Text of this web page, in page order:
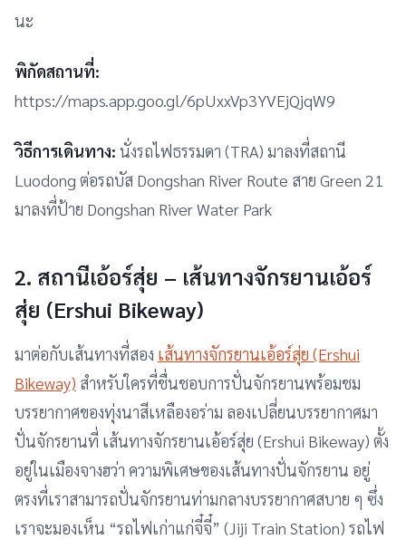
นะ
พิกัดสถานที่:
https://maps.app.goo.gl/6pUxxVp3YVEjQjqW9
วิธีการเดินทาง: นั่งรถไฟธรรมดา (TRA) มาลงที่สถานี
Luodong ต่อรถบัส Dongshan River Route สาย Green 21
มาลงที่ป้าย Dongshan River Water Park
2. สถานีเอ้อร์สุ่ย – เส้นทางจักรยานเอ้อร์
สุ่ย (Ershui Bikeway)
มาต่อกับเส้นทางที่สอง เส้นทางจักรยานเอ้อร์สุ่ย (Ershui
Bikeway) สำหรับใครที่ชื่นชอบการปั่นจักรยานพร้อมชม
บรรยากาศของทุ่งนาสีเหลืองอร่าม ลองเปลี่ยนบรรยากาศมา
ปั่นจักรยานที่ เส้นทางจักรยานเอ้อร์สุ่ย (Ershui Bikeway) ตั้ง
อยู่ในเมืองจางฮว่า ความพิเศษของเส้นทางปั่นจักรยาน อยู่
ตรงที่เราสามารถปั่นจักรยานท่ามกลางบรรยากาศสบาย ๆ ซึ่ง
เราจะมองเห็น “รถไฟเก่าแก่จี๋จี๋” (Jiji Train Station) รถไฟ